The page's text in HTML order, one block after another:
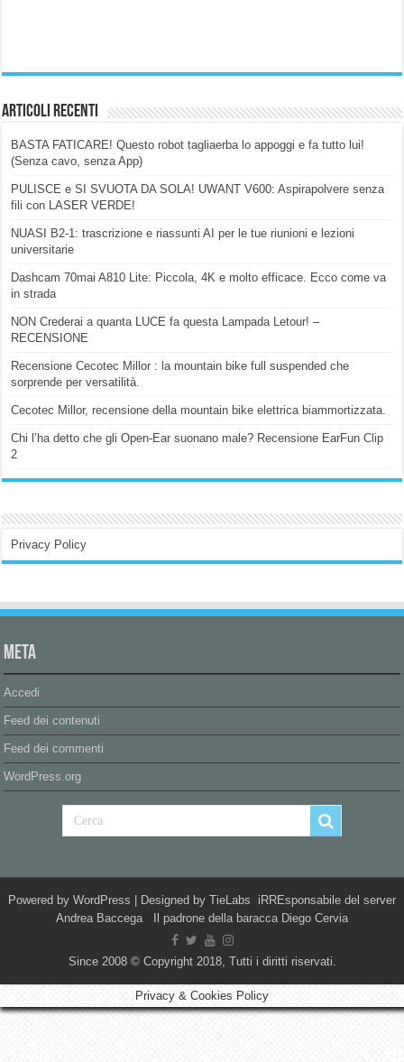
Articoli Recenti
BASTA FATICARE! Questo robot tagliaerba lo appoggi e fa tutto lui!
(Senza cavo, senza App)
PULISCE e SI SVUOTA DA SOLA! UWANT V600: Aspirapolvere senza
fili con LASER VERDE!
NUASI B2-1: trascrizione e riassunti AI per le tue riunioni e lezioni
universitarie
Dashcam 70mai A810 Lite: Piccola, 4K e molto efficace. Ecco come va
in strada
NON Crederai a quanta LUCE fa questa Lampada Letour! –
RECENSIONE
Recensione Cecotec Millor : la mountain bike full suspended che
sorprende per versatilità.
Cecotec Millor, recensione della mountain bike elettrica biammortizzata.
Chi l’ha detto che gli Open-Ear suonano male? Recensione EarFun Clip
2
Privacy Policy
Meta
Accedi
Feed dei contenuti
Feed dei commenti
WordPress.org
Powered by WordPress | Designed by TieLabs iRREsponsabile del server
Andrea Baccega Il padrone della baracca Diego Cervia
Since 2008 © Copyright 2018, Tutti i diritti riservati.
Privacy & Cookies Policy